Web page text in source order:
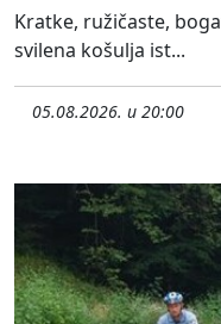
Kratke, ružičaste,
svilena košulja ist...
05.08.2026. u 20:00